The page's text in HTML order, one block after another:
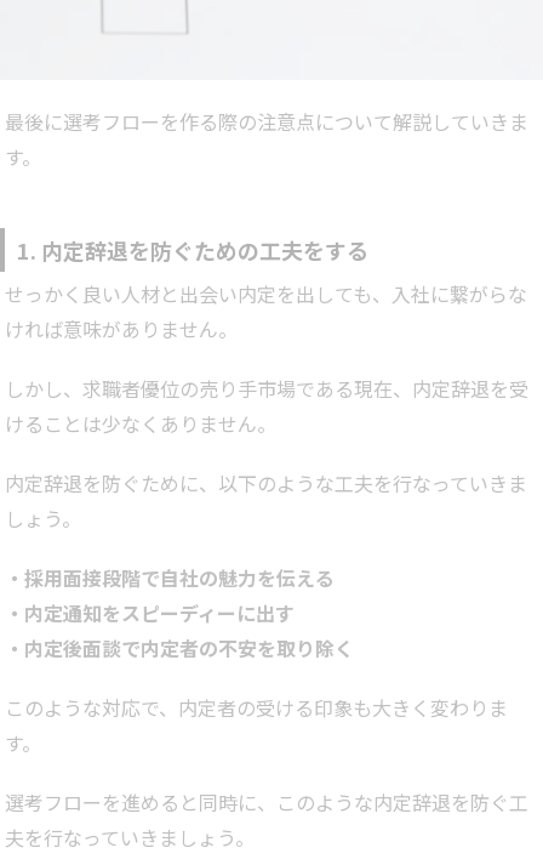
最後に選考フローを作る際の注意点について解説していきま
す。
1. 内定辞退を防ぐための工夫をする
せっかく良い人材と出会い内定を出しても、入社に繋がらな
ければ意味がありません。
しかし、求職者優位の売り手市場である現在、内定辞退を受
けることは少なくありません。
内定辞退を防ぐために、以下のような工夫を行なっていきま
しょう。
・採用面接段階で自社の魅力を伝える
・内定通知をスピーディーに出す
・内定後面談で内定者の不安を取り除く
このような対応で、内定者の受ける印象も大きく変わりま
す。
選考フローを進めると同時に、このような内定辞退を防ぐ工
夫を行なっていきましょう。